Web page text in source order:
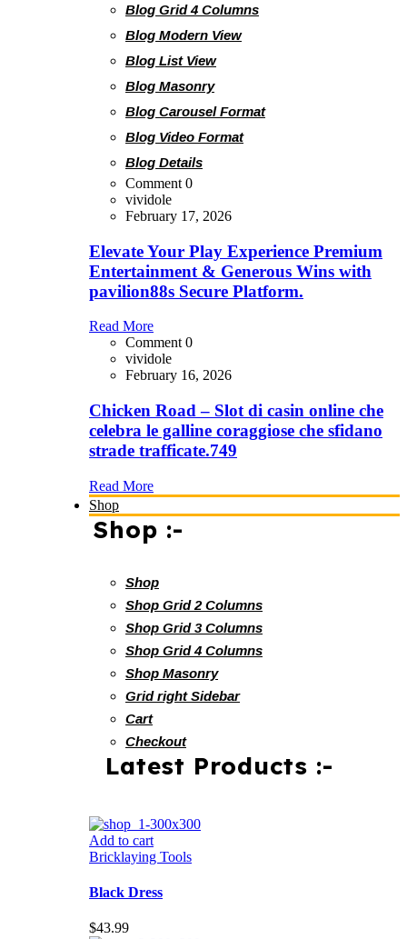
Blog Grid 4 Columns
Blog Modern View
Blog List View
Blog Masonry
Blog Carousel Format
Blog Video Format
Blog Details
Comment 0
vividole
February 17, 2026
Elevate Your Play Experience Premium
Entertainment & Generous Wins with
pavilion88s Secure Platform.
Read More
Comment 0
vividole
February 16, 2026
Chicken Road – Slot di casin online che
celebra le galline coraggiose che sfidano
strade trafficate.749
Read More
Shop
Shop :-
Shop
Shop Grid 2 Columns
Shop Grid 3 Columns
Shop Grid 4 Columns
Shop Masonry
Grid right Sidebar
Cart
Checkout
Latest Products :-
Add to cart
Bricklaying Tools
Black Dress
$43.99